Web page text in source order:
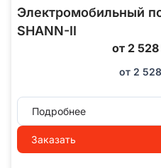
Электромобильный
SHANN-II
от 2
от 2
Подробнее
Заказать